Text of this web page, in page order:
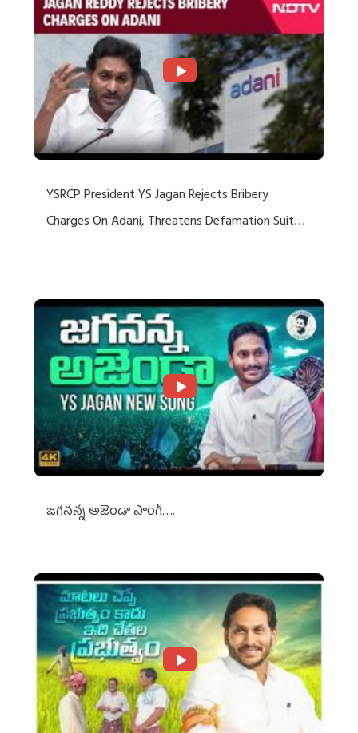
YSRCP President YS Jagan Rejects Bribery
Charges On Adani, Threatens Defamation Suit
జగనన్న అజెండా సాంగ్….